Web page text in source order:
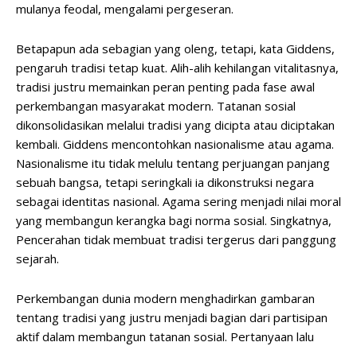
mulanya feodal, mengalami pergeseran.
Betapapun ada sebagian yang oleng, tetapi, kata Giddens,
pengaruh tradisi tetap kuat. Alih-alih kehilangan vitalitasnya,
tradisi justru memainkan peran penting pada fase awal
perkembangan masyarakat modern. Tatanan sosial
dikonsolidasikan melalui tradisi yang dicipta atau diciptakan
kembali. Giddens mencontohkan nasionalisme atau agama.
Nasionalisme itu tidak melulu tentang perjuangan panjang
sebuah bangsa, tetapi seringkali ia dikonstruksi negara
sebagai identitas nasional. Agama sering menjadi nilai moral
yang membangun kerangka bagi norma sosial. Singkatnya,
Pencerahan tidak membuat tradisi tergerus dari panggung
sejarah.
Perkembangan dunia modern menghadirkan gambaran
tentang tradisi yang justru menjadi bagian dari partisipan
aktif dalam membangun tatanan sosial. Pertanyaan lalu